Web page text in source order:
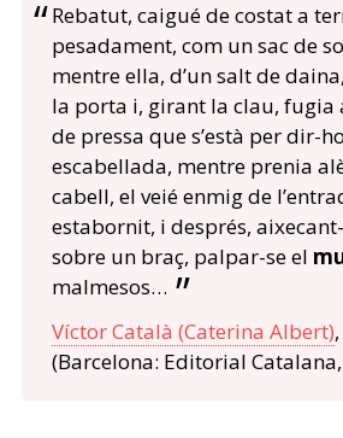
Rebatut, caigué de costat a
pesadament, com un sac de
mentre ella, d’un salt de
la porta i, girant la clau, fugia
de pressa que s’està per dir-
escabellada, mentre prenia
cabell, el veié enmig de
estabornit, i després,
sobre un braç, palpar-se el
malmesos…
Víctor Català (Caterina Albert),
(Barcelona: Editorial